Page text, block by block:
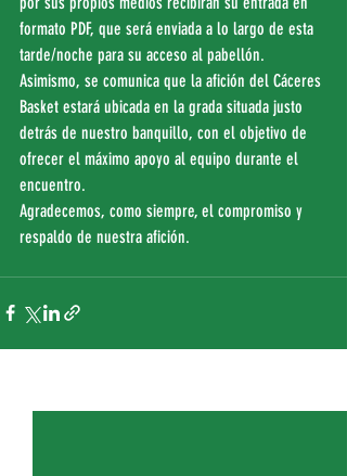
formato PDF, que será enviada a lo largo de esta
tarde/noche para su acceso al pabellón.
Asimismo, se comunica que la afición del Cáceres
Basket estará ubicada en la grada situada justo
detrás de nuestro banquillo, con el objetivo de
ofrecer el máximo apoyo al equipo durante el
encuentro.
Agradecemos, como siempre, el compromiso y
respaldo de nuestra afición.